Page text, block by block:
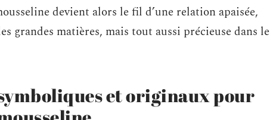
devient alors le fil d’une relation apaisée,
grandes matières, mais tout aussi précieuse dans le
et originaux pour